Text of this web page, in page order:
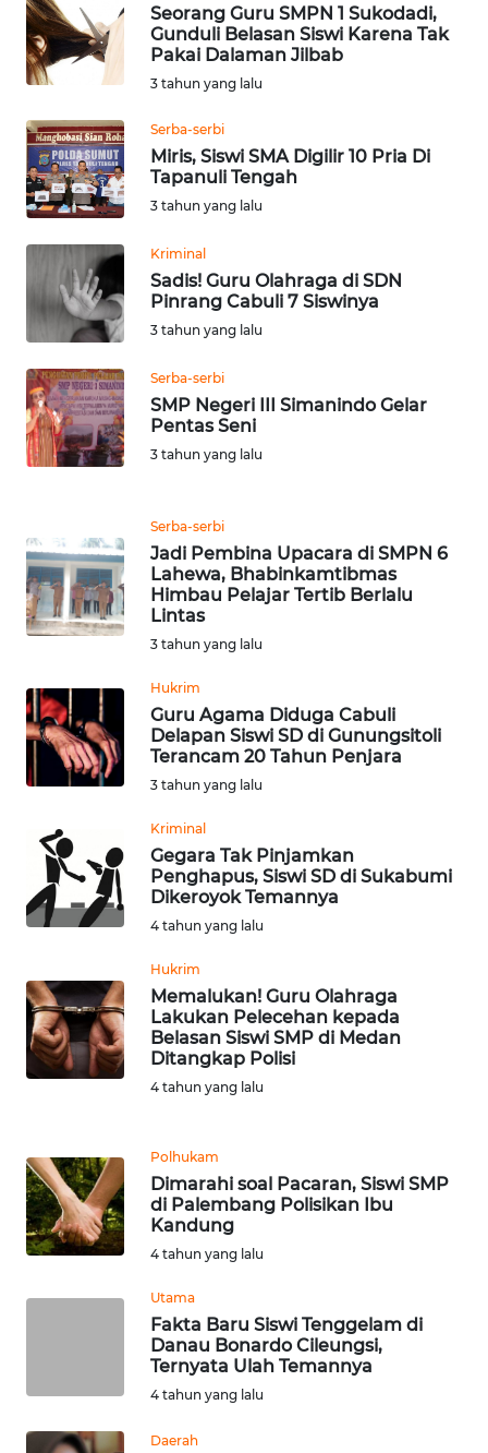
Seorang Guru SMPN 1 Sukodadi,
Gunduli Belasan Siswi Karena Tak
Pakai Dalaman Jilbab
3 tahun yang lalu
Serba-serbi
Miris, Siswi SMA Digilir 10 Pria Di
Tapanuli Tengah
3 tahun yang lalu
Kriminal
Sadis! Guru Olahraga di SDN
Pinrang Cabuli 7 Siswinya
3 tahun yang lalu
Serba-serbi
SMP Negeri III Simanindo Gelar
Pentas Seni
3 tahun yang lalu
Serba-serbi
Jadi Pembina Upacara di SMPN 6
Lahewa, Bhabinkamtibmas
Himbau Pelajar Tertib Berlalu
Lintas
3 tahun yang lalu
Hukrim
Guru Agama Diduga Cabuli
Delapan Siswi SD di Gunungsitoli
Terancam 20 Tahun Penjara
3 tahun yang lalu
Kriminal
Gegara Tak Pinjamkan
Penghapus, Siswi SD di Sukabumi
Dikeroyok Temannya
4 tahun yang lalu
Hukrim
Memalukan! Guru Olahraga
Lakukan Pelecehan kepada
Belasan Siswi SMP di Medan
Ditangkap Polisi
4 tahun yang lalu
Polhukam
Dimarahi soal Pacaran, Siswi SMP
di Palembang Polisikan Ibu
Kandung
4 tahun yang lalu
Utama
Fakta Baru Siswi Tenggelam di
Danau Bonardo Cileungsi,
Ternyata Ulah Temannya
4 tahun yang lalu
Daerah
BALI
WN
WN
KALTENG
KALTARA
WN
KALSEL
WN
KALTIM
WN
GORONTALO
WN
WN
MALUKU
WN
DAIRI
DANAU
TOBA
WN
NIAS
LANGKAT
WN
TAPANULI
WN